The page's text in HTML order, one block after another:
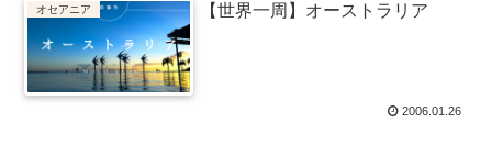
オセアニア 【世界一周】オーストラリア
2006.01.26